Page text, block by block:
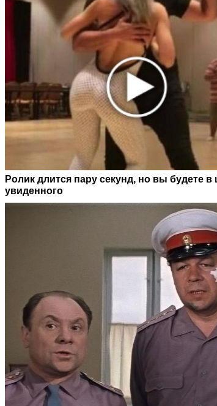
Ролик длится пару секунд, но вы будете в
увиденного